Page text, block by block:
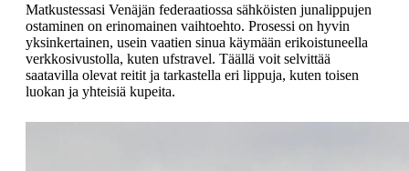
Matkustessasi Venäjän federaatiossa sähköisten junalippujen
ostaminen on erinomainen vaihtoehto. Prosessi on hyvin
yksinkertainen, usein vaatien sinua käymään erikoistuneella
verkkosivustolla, kuten ufstravel. Täällä voit selvittää
saatavilla olevat reitit ja tarkastella eri lippuja, kuten toisen
luokan ja yhteisiä kupeita.